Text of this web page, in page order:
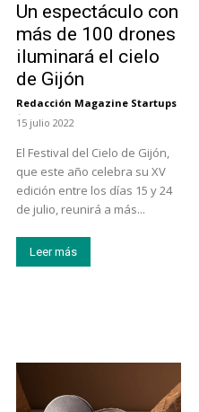
Un espectáculo con
más de 100 drones
iluminará el cielo
de Gijón
Redacción Magazine Startups
-
15 julio 2022
El Festival del Cielo de Gijón,
que este año celebra su XV
edición entre los días 15 y 24
de julio, reunirá a más...
Leer más